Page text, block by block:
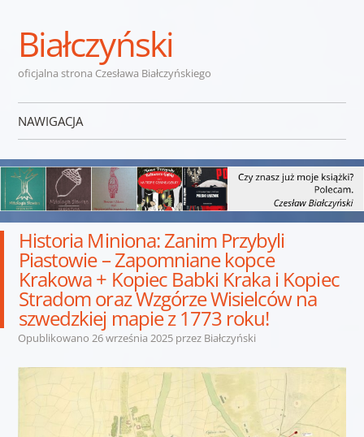
Białczyński
oficjalna strona Czesława Białczyńskiego
NAWIGACJA
Historia Miniona: Zanim Przybyli
Piastowie – Zapomniane kopce
Krakowa + Kopiec Babki Kraka i Kopiec
Stradom oraz Wzgórze Wisielców na
szwedzkiej mapie z 1773 roku!
Opublikowano 26 września 2025przez Białczyński